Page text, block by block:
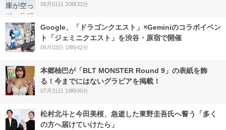
08月01日 20時33分
Google、「ドラゴンクエスト」×Geminiのコラボイベン
ト「ジェミニクエスト」を渋谷・原宿で開催
08月03日 18時42分
本郷柚巴が「BLT MONSTER Round 9」の表紙を飾
る！今までにはないグラビアを掲載！
07月31日 19時00分
松村北斗と今田美桜、急逝した東野圭吾氏へ誓う「多く
の方へ届けていけたら」